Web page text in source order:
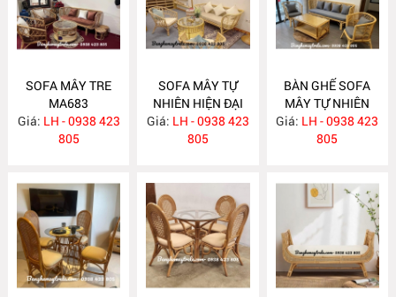
SOFA MÂY TRE
MA683
Giá: LH - 0938 423
805
SOFA MÂY TỰ
NHIÊN HIỆN ĐẠI
MA682
Giá: LH - 0938 423
805
BÀN GHẾ SOFA
MÂY TỰ NHIÊN
MA681
Giá: LH - 0938 423
805